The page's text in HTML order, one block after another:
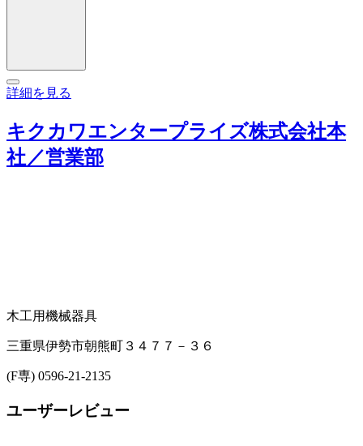
詳細を見る
キクカワエンタープライズ株式会社本
社／営業部
木工用機械器具
三重県伊勢市朝熊町３４７７－３６
(F専) 0596-21-2135
ユーザーレビュー